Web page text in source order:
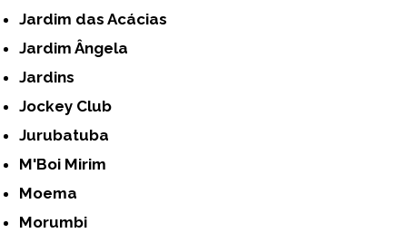
Jardim das Acácias
Jardim Ângela
Jardins
Jockey Club
Jurubatuba
M'Boi Mirim
Moema
Morumbi